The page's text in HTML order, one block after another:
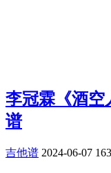
李冠霖《酒空
谱
吉他谱 2024-06-07 163